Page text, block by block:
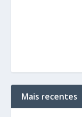
Mais recentes